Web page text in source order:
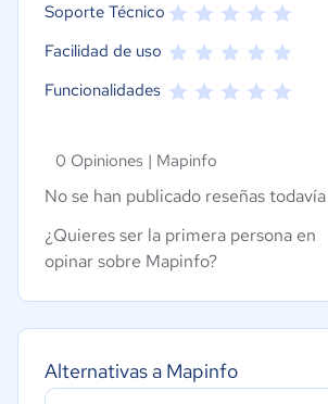
Alternativas a Mapinfo
Soporte Técnico
Facilidad de uso
Funcionalidades
0 Opiniones | Mapinfo
No se han publicado reseñas todavía
¿Quieres ser la primera persona en
opinar sobre Mapinfo?